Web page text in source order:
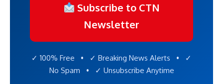
Subscribe to CTN
Newsletter
✓ 100% Free • ✓ Breaking News Alerts • ✓
No Spam • ✓ Unsubscribe Anytime